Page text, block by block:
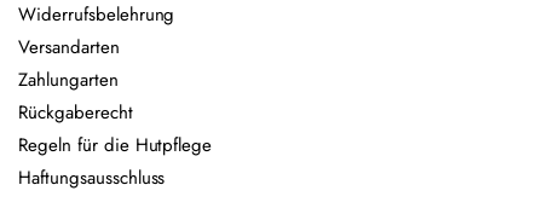
Widerrufsbelehrung
Versandarten
Zahlungarten
Rückgaberecht
Regeln für die Hutpflege
Haftungsausschluss